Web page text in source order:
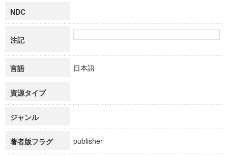
NDC
注記
言語 日本語
資源タイプ
ジャンル
著者版フラグ publisher